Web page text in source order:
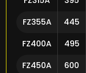
FZ355A
445
FZ400A
495
FZ450A
600